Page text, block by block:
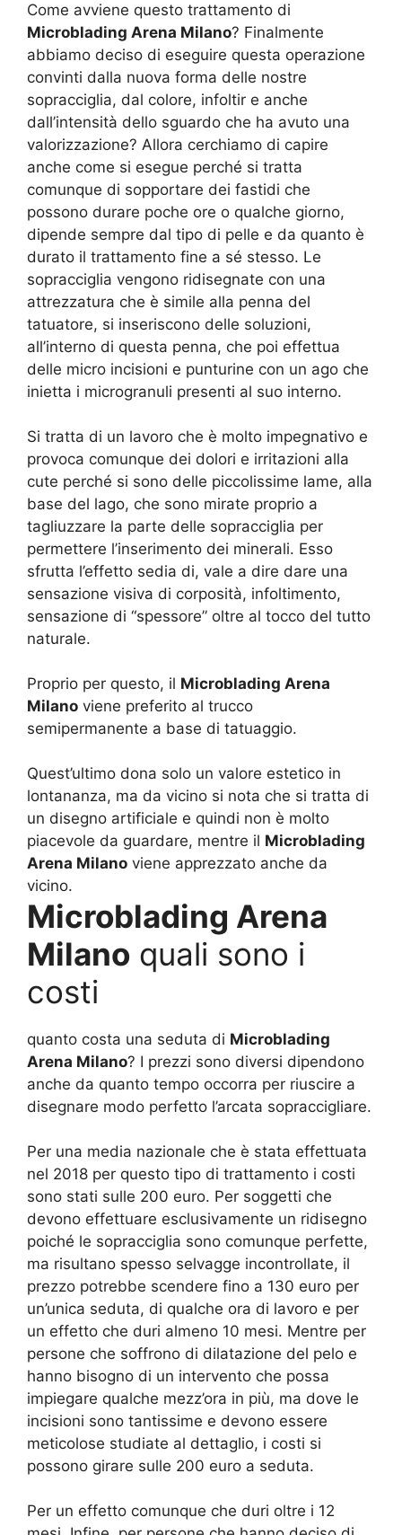
Come avviene questo trattamento di
Microblading Arena Milano? Finalmente
abbiamo deciso di eseguire questa operazione
convinti dalla nuova forma delle nostre
sopracciglia, dal colore, infoltir e anche
dall’intensità dello sguardo che ha avuto una
valorizzazione? Allora cerchiamo di capire
anche come si esegue perché si tratta
comunque di sopportare dei fastidi che
possono durare poche ore o qualche giorno,
dipende sempre dal tipo di pelle e da quanto è
durato il trattamento fine a sé stesso. Le
sopracciglia vengono ridisegnate con una
attrezzatura che è simile alla penna del
tatuatore, si inseriscono delle soluzioni,
all’interno di questa penna, che poi effettua
delle micro incisioni e punturine con un ago che
inietta i microgranuli presenti al suo interno.
Si tratta di un lavoro che è molto impegnativo e
provoca comunque dei dolori e irritazioni alla
cute perché si sono delle piccolissime lame, alla
base del lago, che sono mirate proprio a
tagliuzzare la parte delle sopracciglia per
permettere l’inserimento dei minerali. Esso
sfrutta l’effetto sedia di, vale a dire dare una
sensazione visiva di corposità, infoltimento,
sensazione di “spessore” oltre al tocco del tutto
naturale.
Proprio per questo, il Microblading Arena
Milano viene preferito al trucco
semipermanente a base di tatuaggio.
Quest’ultimo dona solo un valore estetico in
lontananza, ma da vicino si nota che si tratta di
un disegno artificiale e quindi non è molto
piacevole da guardare, mentre il Microblading
Arena Milano viene apprezzato anche da
vicino.
Microblading Arena
Milano quali sono i
costi
quanto costa una seduta di Microblading
Arena Milano? I prezzi sono diversi dipendono
anche da quanto tempo occorra per riuscire a
disegnare modo perfetto l’arcata sopraccigliare.
Per una media nazionale che è stata effettuata
nel 2018 per questo tipo di trattamento i costi
sono stati sulle 200 euro. Per soggetti che
devono effettuare esclusivamente un ridisegno
poiché le sopracciglia sono comunque perfette,
ma risultano spesso selvagge incontrollate, il
prezzo potrebbe scendere fino a 130 euro per
un’unica seduta, di qualche ora di lavoro e per
un effetto che duri almeno 10 mesi. Mentre per
persone che soffrono di dilatazione del pelo e
hanno bisogno di un intervento che possa
impiegare qualche mezz’ora in più, ma dove le
incisioni sono tantissime e devono essere
meticolose studiate al dettaglio, i costi si
possono girare sulle 200 euro a seduta.
Per un effetto comunque che duri oltre i 12